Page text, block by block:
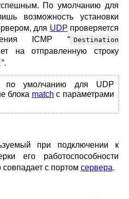
По умолчанию для
возможность установки
для UDP проверяется
ICMP “ Destination
на отправленную строку
”.
по умолчанию для UDP
блока match с параметрами
при подключении к
его работоспособности
с портом сервера.